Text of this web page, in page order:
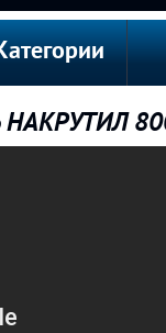
НАКРУТИЛ